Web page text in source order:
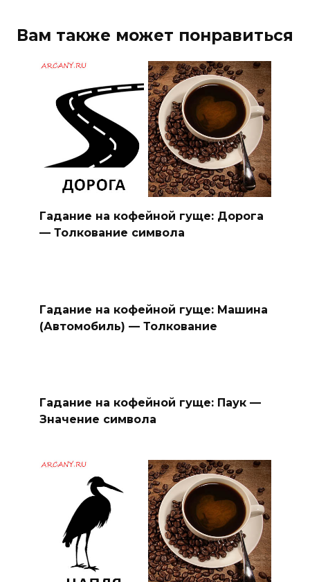
Вам также может понравиться
Гадание на кофейной гуще: Дорога
— Толкование символа
Гадание на кофейной гуще: Машина
(Автомобиль) — Толкование
Гадание на кофейной гуще: Паук —
Значение символа